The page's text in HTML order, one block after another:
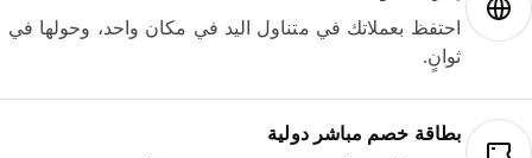
احتفظ بعملاتك في متناول اليد في مكان واحد، وحولها في
ثوانٍ.
بطاقة خصم مباشر دولية